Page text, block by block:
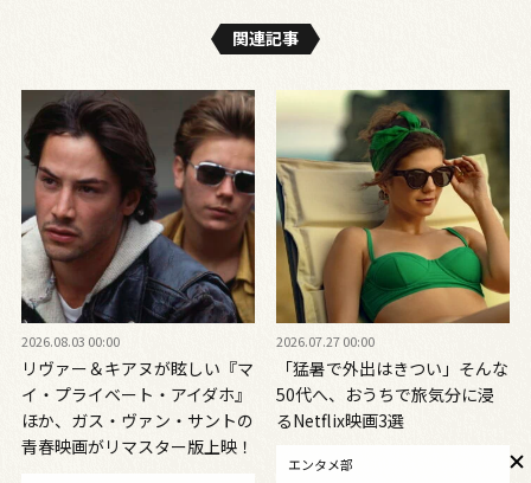
関連記事
2026.08.03 00:00
リヴァー＆キアヌが眩しい『マ
イ・プライベート・アイダホ』
ほか、ガス・ヴァン・サントの
青春映画がリマスター版上映！
2026.07.27 00:00
「猛暑で外出はきつい」そんな
50代へ、おうちで旅気分に浸
るNetflix映画3選
エンタメ部